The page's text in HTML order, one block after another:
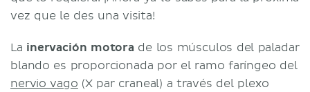
vez que le des una visita!
La inervación motora de los músculos del paladar
blando es proporcionada por el ramo faríngeo del
nervio vago (X par craneal) a través del plexo